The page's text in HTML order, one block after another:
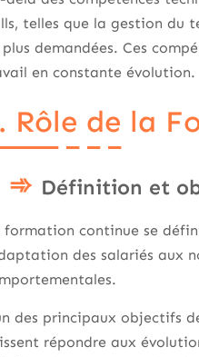
telles que la gestion du
plus demandées. Ces
en constante évolution.
Rôle de la
Définition et
formation continue se
des salariés aux
des principaux objectifs
répondre aux